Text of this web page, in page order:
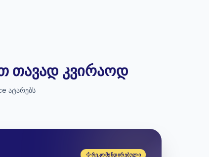
თავად კვირაოდ
ატარებს
ᲠᲔᲙᲝᲛᲔᲜᲓᲘᲠᲔᲑᲣᲚᲘ